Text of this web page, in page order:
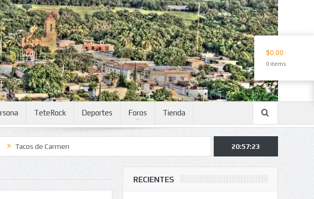
TeteRock Deportes Foros Tienda
de Carmen 20:57:24
RECIENTES
$0.00
0 items